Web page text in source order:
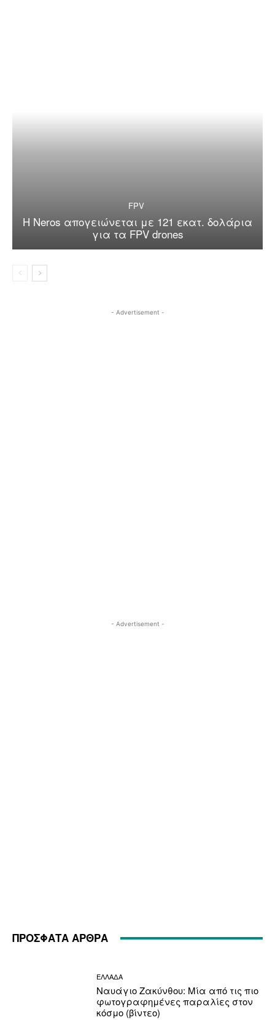
FPV
Η Neros απογειώνεται με 121 εκατ. δολάρια
για τα FPV drones
- Advertisement -
- Advertisement -
ΠΡΟΣΦΑΤΑ ΑΡΘΡΑ
ΕΛΛΑΔΑ
Ναυάγιο Ζακύνθου: Μία από τις πιο
φωτογραφημένες παραλίες στον
κόσμο (βίντεο)